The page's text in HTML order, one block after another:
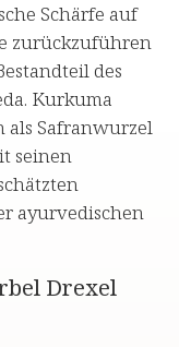
Schärfe auf
zurückzuführen
des
Kurkuma
als Safranwurzel
seinen
ayurvedischen
Drexel